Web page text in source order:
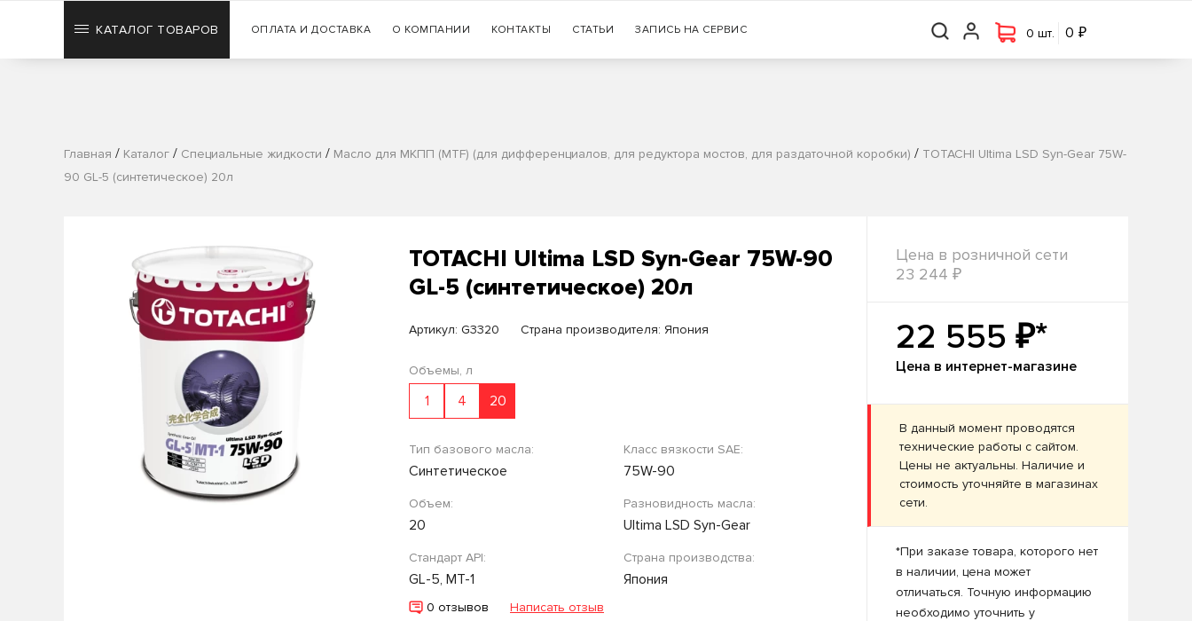
Гарантия
+7 (383) 335-77-99 0 шт. 0
КАТАЛОГ ТОВАРОВ ОПЛАТА И ДОСТАВКА О КОМПАНИИ КОНТАКТЫ СТАТЬИ ЗАПИСЬ НА СЕРВИС 0 шт. 0 ₽
Главная / Каталог / Специальные жидкости / Масло для МКПП (MTF) (для дифференциалов, для редуктора мостов, для раздаточной коробки) / TOTACHI Ultima LSD Syn-Gear 75W-
90 GL-5 (синтетическое) 20л
TOTACHI Ultima LSD Syn-Gear 75W-90
GL-5 (синтетическое) 20л
Артикул: G3320 Страна производителя: Япония
Объемы, л
1 4 20
Тип базового масла:
Синтетическое
Класс вязкости SAE:
75W-90
Объем:
20
Разновидность масла:
Ultima LSD Syn-Gear
Стандарт API:
GL-5, MT-1
Страна производства:
Япония
0 отзывов Написать отзыв
Цена в розничной сети
23 244 ₽
22 555 ₽*
Цена в интернет-магазине
В данный момент проводятся
технические работы с сайтом.
Цены не актуальны. Наличие и
стоимость уточняйте в магазинах
сети.
*При заказе товара, которого нет
в наличии, цена может
отличаться. Точную информацию
необходимо уточнить у